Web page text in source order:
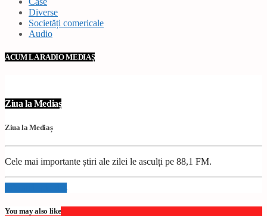
Diverse
Societăți comericale
Audio
ACUM LA RADIO MEDIAȘ
Ziua la Mediaș
Ziua la Mediaș
Cele mai importante știri ale zilei le asculți pe 88,1 FM.
Info and episodes
You may also like